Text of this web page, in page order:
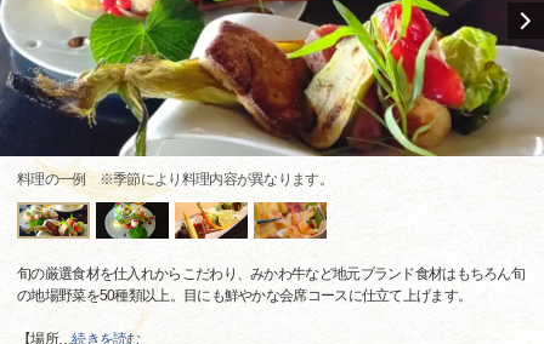
料理の一例 ※季節により料理内容が異なります。
旬の厳選食材を仕入れからこだわり、みかわ牛など地元ブランド食材はもちろん旬
の地場野菜を50種類以上。目にも鮮やかな会席コースに仕立て上げます。
【場所…続きを読む